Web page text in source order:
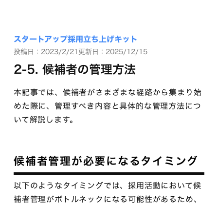
スタートアップ採用立ち上げキット
投稿日：2023/2/21更新日：2025/12/15
2-5. 候補者の管理方法
本記事では、候補者がさまざまな経路から集まり始
めた際に、管理すべき内容と具体的な管理方法につ
いて解説します。
候補者管理が必要になるタイミング
以下のようなタイミングでは、採用活動において候
補者管理がボトルネックになる可能性があるため、